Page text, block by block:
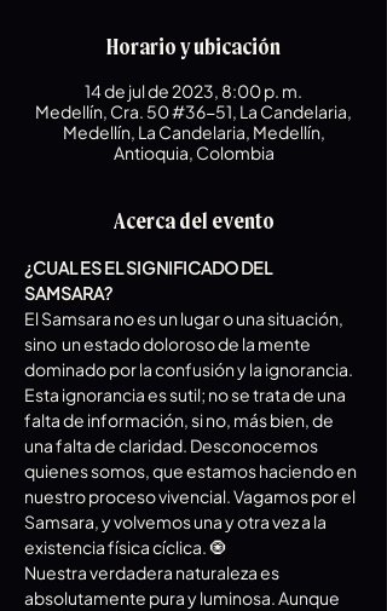
Horario y ubicación
14 de jul de 2023, 8:00 p. m.
Medellín, Cra. 50 #36-51, La Candelaria,
Medellín, La Candelaria, Medellín,
Antioquia, Colombia
Acerca del evento
¿CUAL ES EL SIGNIFICADO DEL
SAMSARA?
El Samsara no es un lugar o una situación,
sino  un estado doloroso de la mente
dominado por la confusión y la ignorancia.
Esta ignorancia es sutil; no se trata de una
falta de información, si no, más bien, de
una falta de claridad. Desconocemos
quienes somos, que estamos haciendo en
nuestro proceso vivencial. Vagamos por el
Samsara, y volvemos una y otra vez a la
existencia física cíclica. 🧿
Nuestra verdadera naturaleza es
absolutamente pura y luminosa. Aunque